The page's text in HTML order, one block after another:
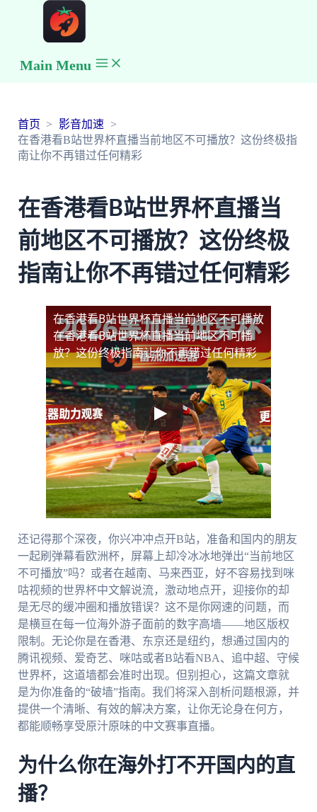
Main Menu
首页
影音加速
在香港看B站世界杯直播当前地区不可播放？这份终极指
南让你不再错过任何精彩
在香港看B站世界杯直播当
前地区不可播放？这份终极
指南让你不再错过任何精彩
在香港看B站世界杯直播当前地区不可播放
在香港看B站世界杯直播当前地区不可播
放？这份终极指南让你不再错过任何精彩
还记得那个深夜，你兴冲冲点开B站，准备和国内的朋友
一起刷弹幕看欧洲杯，屏幕上却冷冰冰地弹出“当前地区
不可播放”吗？或者在越南、马来西亚，好不容易找到咪
咕视频的世界杯中文解说流，激动地点开，迎接你的却
是无尽的缓冲圈和播放错误？这不是你网速的问题，而
是横亘在每一位海外游子面前的数字高墙——地区版权
限制。无论你是在香港、东京还是纽约，想通过国内的
腾讯视频、爱奇艺、咪咕或者B站看NBA、追中超、守候
世界杯，这道墙都会准时出现。但别担心，这篇文章就
是为你准备的“破墙”指南。我们将深入剖析问题根源，并
提供一个清晰、有效的解决方案，让你无论身在何方，
都能顺畅享受原汁原味的中文赛事直播。
为什么你在海外打不开国内的直
播？